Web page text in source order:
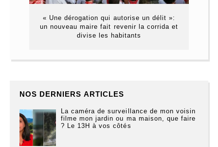
« Une dérogation qui autorise un délit »:
un nouveau maire fait revenir la corrida et
divise les habitants
NOS DERNIERS ARTICLES
La caméra de surveillance de mon voisin
filme mon jardin ou ma maison, que faire
? Le 13H à vos côtés